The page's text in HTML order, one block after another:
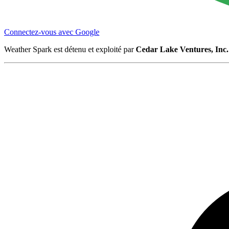
Connectez-vous avec Google
Weather Spark est détenu et exploité parCedar Lake Ventures, Inc.